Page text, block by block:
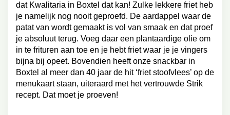
dat Kwalitaria in Boxtel dat kan! Zulke lekkere friet heb
je namelijk nog nooit geproefd. De aardappel waar de
patat van wordt gemaakt is vol van smaak en dat proef
je absoluut terug. Voeg daar een plantaardige olie om
in te frituren aan toe en je hebt friet waar je je vingers
bijna bij opeet. Bovendien heeft onze snackbar in
Boxtel al meer dan 40 jaar de hit ‘friet stoofvlees’ op de
menukaart staan, uiteraard met het vertrouwde Strik
recept. Dat moet je proeven!